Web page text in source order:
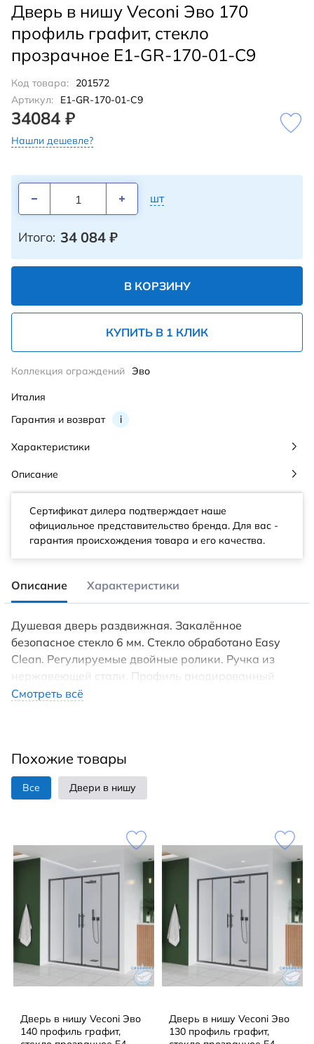
Дверь в нишу Veconi Эво 170
профиль графит, стекло
прозрачное E1-GR-170-01-C9
Код товара:
201572
Артикул:
E1-GR-170-01-C9
34084 ₽
Нашли дешевле?
шт
Итого: 34 084 ₽
В КОРЗИНУ
КУПИТЬ В 1 КЛИК
Гарантия и возврат i
Коллекция ограждений Эво
Италия
Характеристики
Описание
Сертификат дилера подтверждает наше
официальное представительство бренда. Для вас -
гарантия происхождения товара и его качества.
Описание Характеристики
Душевая дверь раздвижная. Закалённое
безопасное стекло 6 мм. Стекло обработано Easy
Clean. Регулируемые двойные ролики. Ручка из
нержавеющей стали. Профиль анодированный
алюминий . Универсальная установка открывания
Смотреть всё
Похожие товары
Все Двери в нишу
Дверь в нишу Veconi Эво
140 профиль графит,
Дверь в нишу Veconi Эво
130 профиль графит,